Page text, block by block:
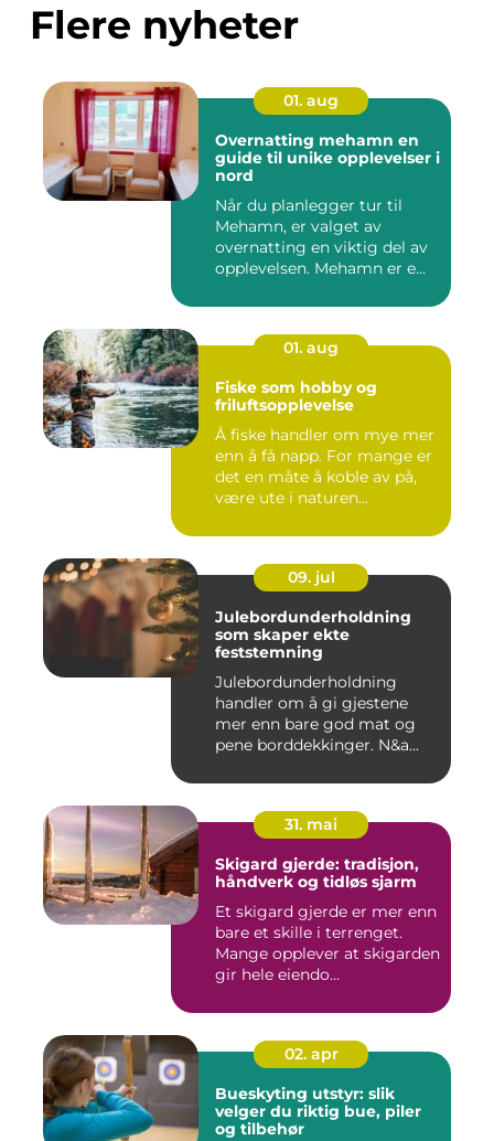
Flere nyheter
01. aug
Overnatting mehamn en
guide til unike opplevelser i
nord
Når du planlegger tur til
Mehamn, er valget av
overnatting en viktig del av
opplevelsen. Mehamn er e...
01. aug
Fiske som hobby og
friluftsopplevelse
Å fiske handler om mye mer
enn å få napp. For mange er
det en måte å koble av på,
være ute i naturen...
09. jul
Julebordunderholdning
som skaper ekte
feststemning
Julebordunderholdning
handler om å gi gjestene
mer enn bare god mat og
pene borddekkinger. N&a...
31. mai
Skigard gjerde: tradisjon,
håndverk og tidløs sjarm
Et skigard gjerde er mer enn
bare et skille i terrenget.
Mange opplever at skigarden
gir hele eiendo...
02. apr
Bueskyting utstyr: slik
velger du riktig bue, piler
og tilbehør